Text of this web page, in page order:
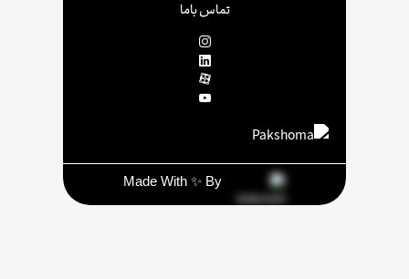
تماس باما
Made With ✨ By